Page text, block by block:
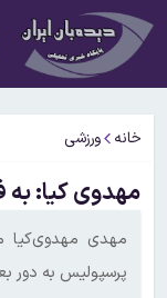
خانه ورزشی
مهدوی کیا: به
مهدی مهدوی‌کیا
پرسپولیس به دور